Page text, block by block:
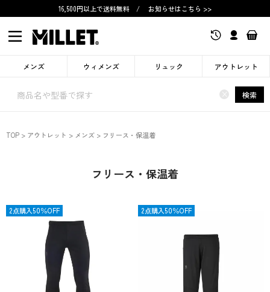
16,500円以上で送料無料 / お知らせはこちら >>
メンズ ウィメンズ リュック アウトレット
× 検索
TOP アウトレット メンズ フリース・保温着
フリース・保温着
OUTLET
2点購入50％OFF OUTLET
2点購入50％OFF